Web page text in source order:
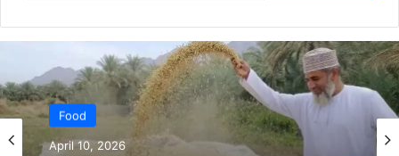
Food
April 10, 2026